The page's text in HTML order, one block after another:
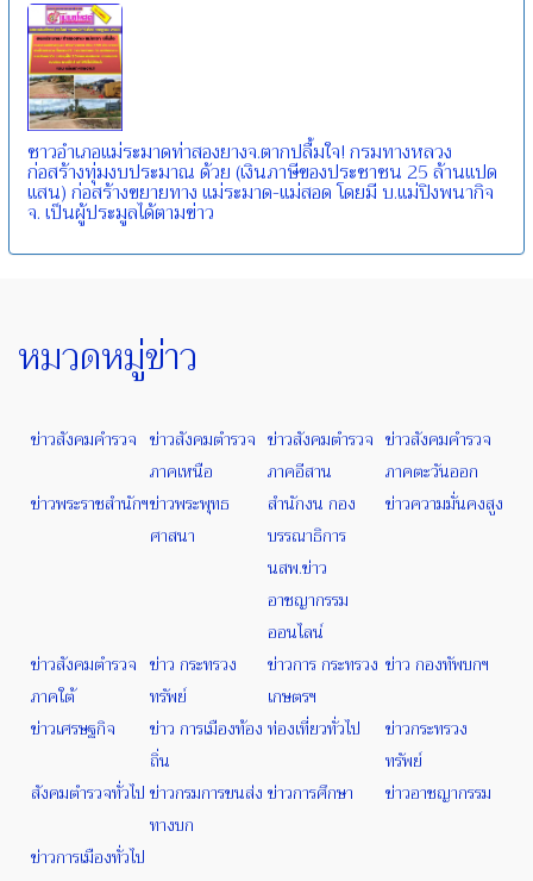
ชาวอำเภอแม่ระมาดท่าสองยางจ.ตากปลื้มใจ! กรมทางหลวง
ก่อสร้างทุ่มงบประมาณ ด้วย (เงินภาษีของประชาชน 25 ล้านแปด
แสน) ก่อสร้างขยายทาง แม่ระมาด-แม่สอด โดยมี บ.แม่ปิงพนากิจ
จ. เป็นผู้ประมูลได้ตามข่าว
หมวดหมู่ข่าว
ข่าวสังคมคำรวจ ข่าวสังคมตำรวจ
ภาคเหนือ
ข่าวสังคมตำรวจ
ภาคอีสาน
ข่าวสังคมคำรวจ
ภาคตะวันออก
ข่าวพระราชสำนักฯข่าวพระพุทธ
ศาสนา
สำนักงน กอง
บรรณาธิการ
นสพ.ข่าว
อาชญากรรม
ออนไลน์
ข่าวความมั่นคงสูง
ข่าวสังคมตำรวจ
ภาคใต้
ข่าว กระทรวง
ทรัพย์
ข่าวการ กระทรวง
เกษตรฯ
ข่าว กองทัพบกฯ
ข่าวเศรษฐกิจ
ข่าว การเมืองท้อง
ถิ่น
ท่องเที่ยวทั่วไป
ข่าวกระทรวง
ทรัพย์
สังคมตำรวจทั่วไป ข่าวกรมการขนส่ง
ทางบก
ข่าวการศึกษา ข่าวอาชญากรรม
ข่าวการเมืองทั่วไป